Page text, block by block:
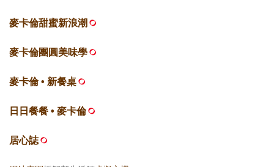
麥卡倫甜蜜新浪潮
麥卡倫團圓美味學
麥卡倫 • 新餐桌
日日餐餐 • 麥卡倫
居心誌